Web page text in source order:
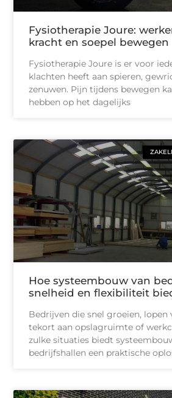
Fysiotherapie Joure:
kracht en soepel bewegen
Fysiotherapie Joure is er voor
klachten heeft aan spieren,
zenuwen. Pijn tijdens bewegen
hebben op het dagelijks
Hoe systeembouw van
snelheid en flexibiliteit
Bedrijven die snel groeien, lopen
tekort aan opslagruimte of
zulke situaties biedt
bedrijfshallen een praktische